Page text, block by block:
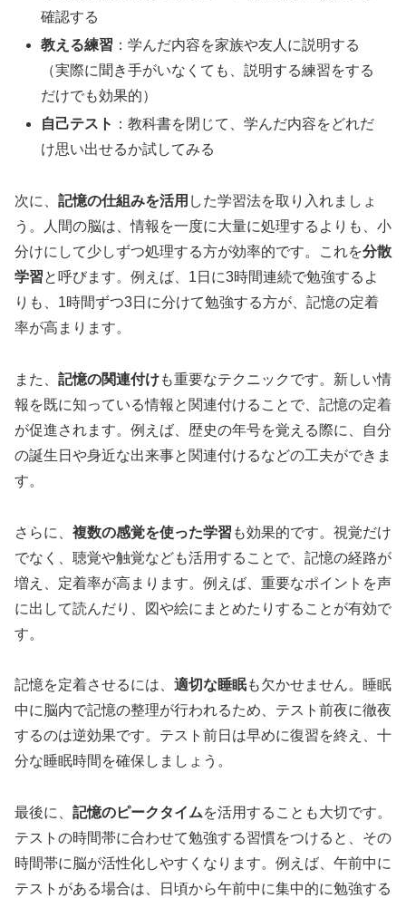
確認する
教える練習 ：学んだ内容を家族や友人に説明する
（実際に聞き手がいなくても、説明する練習をする
だけでも効果的）
自己テスト ：教科書を閉じて、学んだ内容をどれだ
け思い出せるか試してみる
次に、 記憶の仕組みを活用 した学習法を取り入れましょ
う。人間の脳は、情報を一度に大量に処理するよりも、小
分けにして少しずつ処理する方が効率的です。これを分散
学習と呼びます。例えば、1日に3時間連続で勉強するよ
りも、1時間ずつ3日に分けて勉強する方が、記憶の定着
率が高まります。
また、 記憶の関連付けも重要なテクニックです。新しい情
報を既に知っている情報と関連付けることで、記憶の定着
が促進されます。例えば、歴史の年号を覚える際に、自分
の誕生日や身近な出来事と関連付けるなどの工夫ができま
す。
さらに、 複数の感覚を使った学習 も効果的です。視覚だけ
でなく、聴覚や触覚なども活用することで、記憶の経路が
増え、定着率が高まります。例えば、重要なポイントを声
に出して読んだり、図や絵にまとめたりすることが有効で
す。
記憶を定着させるには、 適切な睡眠も欠かせません。睡眠
中に脳内で記憶の整理が行われるため、テスト前夜に徹夜
するのは逆効果です。テスト前日は早めに復習を終え、十
分な睡眠時間を確保しましょう。
最後に、 記憶のピークタイムを活用することも大切です。
テストの時間帯に合わせて勉強する習慣をつけると、その
時間帯に脳が活性化しやすくなります。例えば、午前中に
テストがある場合は、日頃から午前中に集中的に勉強する